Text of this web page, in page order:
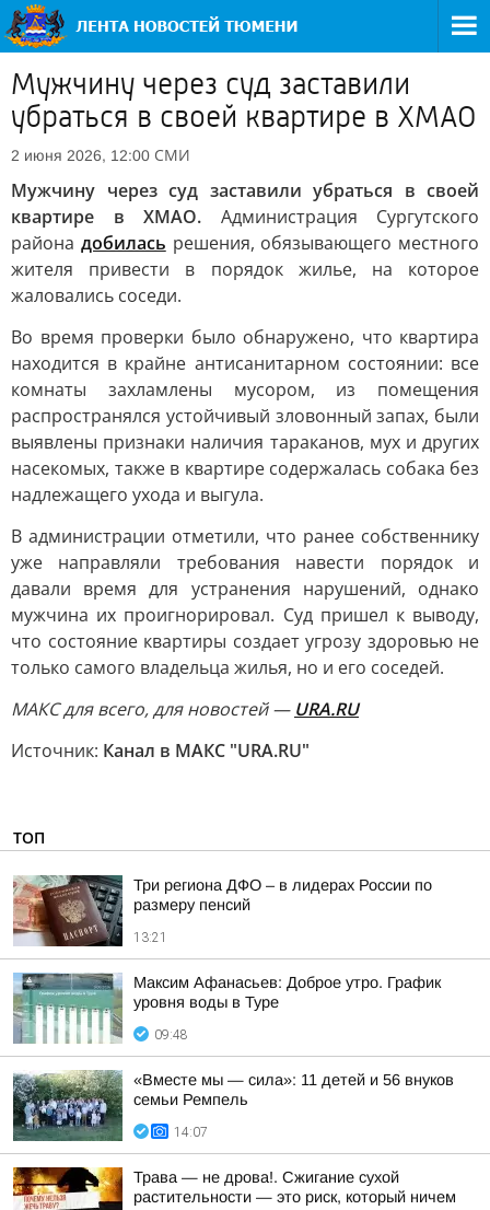
Мужчину через суд заставили
убраться в своей квартире в ХМАО
2 июня 2026, 12:00 СМИ
Мужчину через суд заставили убраться в своей
квартире в ХМАО. Администрация Сургутского
района добилась решения, обязывающего местного
жителя привести в порядок жилье, на которое
жаловались соседи.
Во время проверки было обнаружено, что квартира
находится в крайне антисанитарном состоянии: все
комнаты захламлены мусором, из помещения
распространялся устойчивый зловонный запах, были
выявлены признаки наличия тараканов, мух и других
насекомых, также в квартире содержалась собака без
надлежащего ухода и выгула.
В администрации отметили, что ранее собственнику
уже направляли требования навести порядок и
давали время для устранения нарушений, однако
мужчина их проигнорировал. Суд пришел к выводу,
что состояние квартиры создает угрозу здоровью не
только самого владельца жилья, но и его соседей.
MAКС для всего, для новостей — URA.RU
Источник: Канал в МАКС "URA.RU"
ТОП
Три региона ДФО – в лидерах России по
размеру пенсий
13:21
Максим Афанасьев: Доброе утро. График
уровня воды в Туре
09:48
«Вместе мы — сила»: 11 детей и 56 внуков
семьи Ремпель
14:07
Трава — не дрова!. Сжигание сухой
растительности — это риск, который ничем